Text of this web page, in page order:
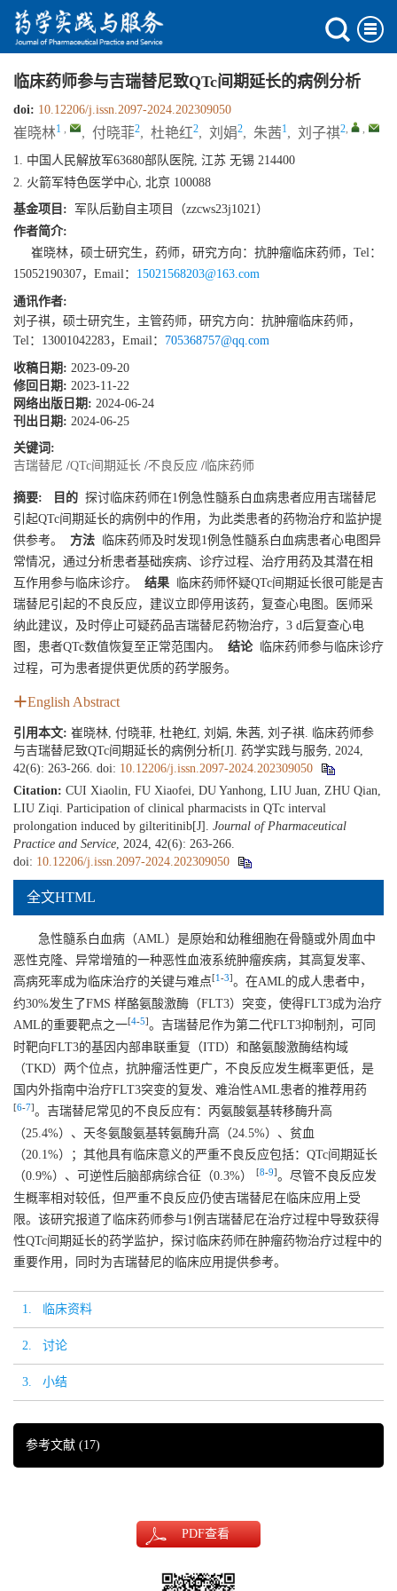
临床药师参与吉瑞替尼致QTc间期延长的病例分析
doi: 10.12206/j.issn.2097-2024.202309050
崔晓林1 , , 付晓菲2, 杜艳红2, 刘娟2, 朱茜1, 刘子祺2, ,
1. 中国人民解放军63680部队医院, 江苏 无锡 214400
2. 火箭军特色医学中心, 北京 100088
基金项目: 军队后勤自主项目（zzcws23j1021）
作者简介:
崔晓林，硕士研究生，药师，研究方向：抗肿瘤临床药师，Tel：
15052190307，Email： 15021568203@163.com
通讯作者:
刘子祺，硕士研究生，主管药师，研究方向：抗肿瘤临床药师，
Tel：13001042283，Email： 705368757@qq.com
收稿日期: 2023-09-20
修回日期: 2023-11-22
网络出版日期: 2024-06-24
刊出日期: 2024-06-25
关键词:
吉瑞替尼 /QTc间期延长 /不良反应 / 临床药师
摘要: 目的 探讨临床药师在1例急性髓系白血病患者应用吉瑞替尼
引起QTc间期延长的病例中的作用，为此类患者的药物治疗和监护提
供参考。
方法 临床药师及时发现1例急性髓系白血病患者心电图异
常情况，通过分析患者基础疾病、诊疗过程、治疗用药及其潜在相
互作用参与临床诊疗。
结果 临床药师怀疑QTc间期延长很可能是吉
瑞替尼引起的不良反应，建议立即停用该药，复查心电图。医师采
纳此建议，及时停止可疑药品吉瑞替尼药物治疗，3 d后复查心电
图，患者QTc数值恢复至正常范围内。
结论临床药师参与临床诊疗
过程，可为患者提供更优质的药学服务。
English Abstract
引用本文: 崔晓林, 付晓菲, 杜艳红, 刘娟, 朱茜, 刘子祺. 临床药师参
与吉瑞替尼致QTc间期延长的病例分析[J]. 药学实践与服务, 2024,
42(6): 263-266. doi: 10.12206/j.issn.2097-2024.202309050
Citation: CUI Xiaolin, FU Xiaofei, DU Yanhong, LIU Juan, ZHU Qian,
LIU Ziqi. Participation of clinical pharmacists in QTc interval
prolongation induced by gilteritinib[J]. Journal of Pharmaceutical
Practice and Service , 2024, 42(6): 263-266.
doi: 10.12206/j.issn.2097-2024.202309050
全文HTML
急性髓系白血病（AML）是原始和幼稚细胞在骨髓或外周血中
恶性克隆、异常增殖的一种恶性血液系统肿瘤疾病，其高复发率、
高病死率成为临床治疗的关键与难点[1 -3]。在AML的成人患者中，
约30%发生了FMS 样酪氨酸激酶（FLT3）突变，使得FLT3成为治疗
AML的重要靶点之一[4-5]。吉瑞替尼作为第二代FLT3抑制剂，可同
时靶向FLT3的基因内部串联重复（ITD）和酪氨酸激酶结构域
（TKD）两个位点，抗肿瘤活性更广，不良反应发生概率更低，是
国内外指南中治疗FLT3突变的复发、难治性AML患者的推荐用药
[6-7]。吉瑞替尼常见的不良反应有：丙氨酸氨基转移酶升高
（25.4%）、天冬氨酸氨基转氨酶升高（24.5%）、贫血
（20.1%）；其他具有临床意义的严重不良反应包括：QTc间期延长
（0.9%）、可逆性后脑部病综合征（0.3%）
[8-9]。尽管不良反应发
生概率相对较低，但严重不良反应仍使吉瑞替尼在临床应用上受
限。该研究报道了临床药师参与1例吉瑞替尼在治疗过程中导致获得
性QTc间期延长的药学监护，探讨临床药师在肿瘤药物治疗过程中的
重要作用，同时为吉瑞替尼的临床应用提供参考。
1. 临床资料
2. 讨论
3. 小结
参考文献 (17)
PDF查看